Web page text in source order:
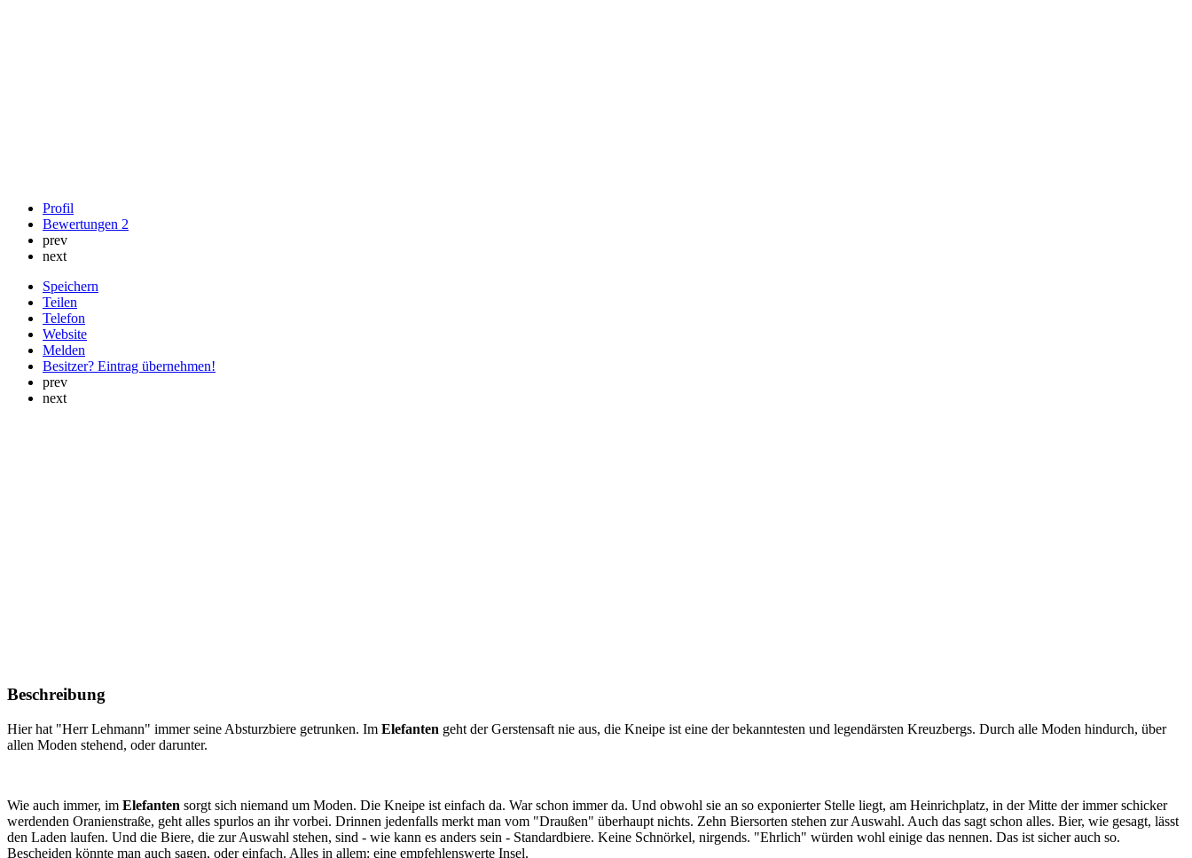
Profil
Bewertungen 2
prev
next
Speichern
Teilen
Telefon
Website
Melden
Besitzer? Eintrag übernehmen!
prev
next
Beschreibung
Hier hat "Herr Lehmann" immer seine Absturzbiere getrunken. Im Elefanten geht der Gerstensaft nie aus, die Kneipe ist eine der bekanntesten und legendärsten Kreuzbergs. Durch alle Moden hindurch, über
allen Moden stehend, oder darunter.
Wie auch immer, im Elefanten sorgt sich niemand um Moden. Die Kneipe ist einfach da. War schon immer da. Und obwohl sie an so exponierter Stelle liegt, am Heinrichplatz, in der Mitte der immer schicker
werdenden Oranienstraße, geht alles spurlos an ihr vorbei. Drinnen jedenfalls merkt man vom "Draußen" überhaupt nichts. Zehn Biersorten stehen zur Auswahl. Auch das sagt schon alles. Bier, wie gesagt, lässt
den Laden laufen. Und die Biere, die zur Auswahl stehen, sind - wie kann es anders sein - Standardbiere. Keine Schnörkel, nirgends. "Ehrlich" würden wohl einige das nennen. Das ist sicher auch so.
Bescheiden könnte man auch sagen, oder einfach. Alles in allem: eine empfehlenswerte Insel.